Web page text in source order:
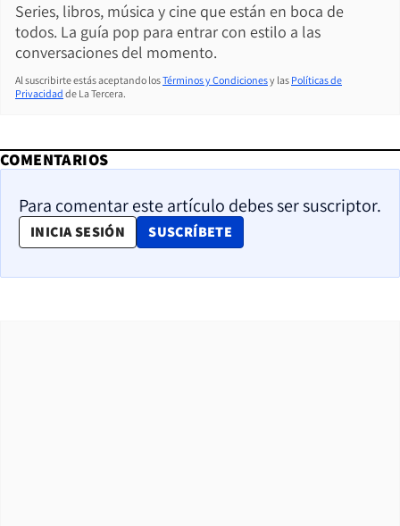
Series, libros, música y cine que están en boca de
todos. La guía pop para entrar con estilo a las
conversaciones del momento.
Al suscribirte estás aceptando losTérminos y Condicionesy las Políticas de
Privacidad de La Tercera.
COMENTARIOS
Para comentar este artículo debes ser suscriptor.
INICIA SESIÓN SUSCRÍBETE
OPENS IN NEW WINDOW